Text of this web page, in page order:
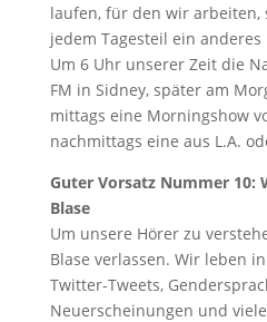
laufen, für den wir arbeiten,
jedem Tagesteil ein
Um 6 Uhr unserer Zeit die
FM in Sidney, später am
mittags eine Morningshow
nachmittags eine aus L.A.
Guter Vorsatz Nummer 10:
Blase
Um unsere Hörer zu
Blase verlassen. Wir leben
Twitter-Tweets,
Neuerscheinungen und